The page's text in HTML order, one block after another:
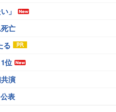
」
亡
る
位
演
表